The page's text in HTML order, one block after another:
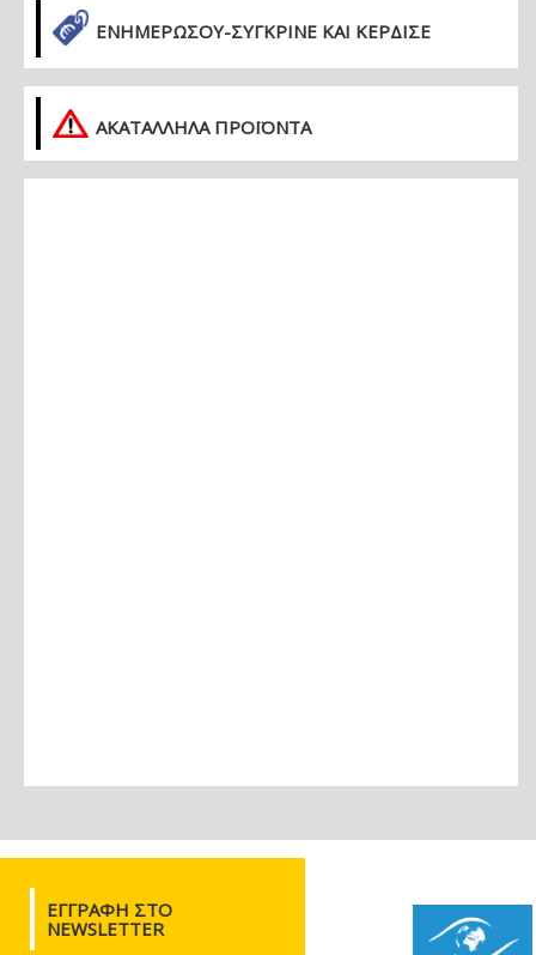
ΕΝΗΜΕΡΏΣΟΥ-ΣΎΓΚΡΙΝΕ ΚΑΙ ΚΈΡΔΙΣΕ
ΑΚΑΤΑΛΛΗΛΑ ΠΡΟΪΟΝΤΑ
ΕΓΓΡΑΦΉ ΣΤΟ
NEWSLETTER